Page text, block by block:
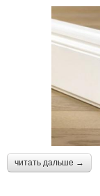
читать дальше →